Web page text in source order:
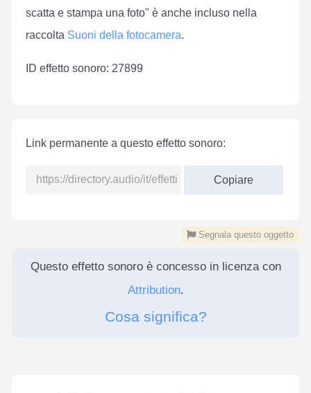
scatta e stampa una foto" è anche incluso nella
raccolta Suoni della fotocamera.
ID effetto sonoro: 27899
Link permanente a questo effetto sonoro:
Copiare
Segnala questo oggetto
Questo effetto sonoro è concesso in licenza con
Attribution.
Cosa significa?